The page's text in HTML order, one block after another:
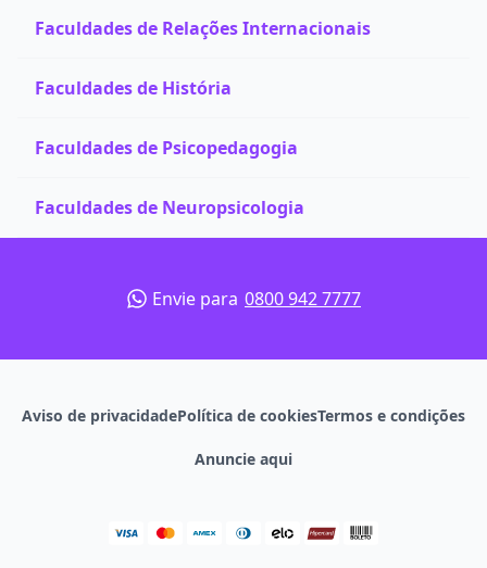
Faculdades de Relações Internacionais
Faculdades de História
Faculdades de Psicopedagogia
Faculdades de Neuropsicologia
Envie para 0800 942 7777
Aviso de privacidadePolítica de cookiesTermos e condições
Anuncie aqui